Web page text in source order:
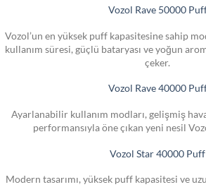
Vozol Rave 50000
Vozol’un en yüksek puff kapasitesine sahip
kullanım süresi, güçlü bataryası ve yoğun
çeker.
Vozol Rave 40000
Ayarlanabilir kullanım modları, gelişmiş
performansıyla öne çıkan yeni nesil
Vozol Star 40000 Puff
Modern tasarımı, yüksek puff kapasitesi ve